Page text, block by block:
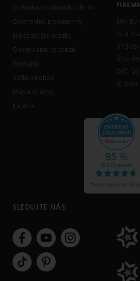
Ochrana osobných údajov
Obchodné podmienky
Najčastejšie otázky
Overovanie recenzií
Predajne
Veľkoobchod
Mapa stránky
Kariéra
EMI EU
Pod
01
IČO:
DIČ:
IČ
SLEDUJTE NÁS